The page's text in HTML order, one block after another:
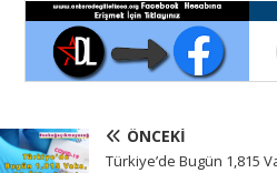
ÖNCEKI
Türkiye’de Bugün 1,815